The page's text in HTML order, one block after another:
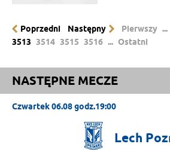
Poprzedni Następny Pierwszy ...
3513 3514 3515 3516 ... Ostatni
NASTĘPNE MECZE
Czwartek 06.08 godz.19:00
Lech